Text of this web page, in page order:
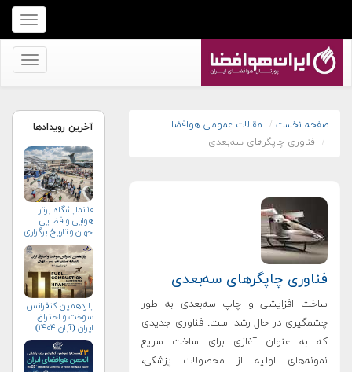
برای
نمایش
منو
برای
کنید
صفحه نخست
مقالات عمومی هوافضا
فناوری چاپگرهای سه‌بعدی
فناوری چاپگرهای سه‌بعدی
ساخت افزایشی و چاپ سه‌بعدی به طور
چشمگیری در حال رشد است. فناوری جدیدی
که به عنوان آغازی برای ساخت سریع
نمونه‌های اولیه از محصولات پزشکی،
آخرین رویدادها
۱۰ نمایشگاه برتر
هوایی و فضایی
جهان و تاریخ برگزاری
آن‌ها
یازدهمین کنفرانس
سوخت و احتراق
ایران (آبان‌ ۱۴۰۴)